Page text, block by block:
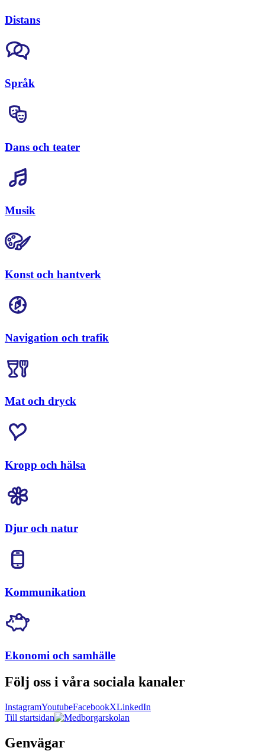
Distans
Språk
Dans och teater
Musik
Konst och hantverk
Navigation och trafik
Mat och dryck
Kropp och hälsa
Djur och natur
Kommunikation
Ekonomi och samhälle
Följ oss i våra sociala kanaler
InstagramYoutubeFacebookXLinkedIn
Till startsidan
Genvägar